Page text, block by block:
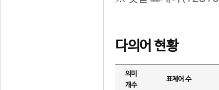
다의어 현황
의미
개수
표제어 수